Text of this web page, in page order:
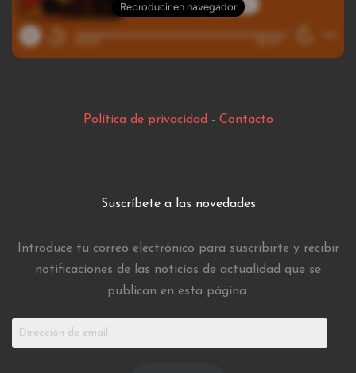
Política de privacidad - Contacto
Suscríbete a las novedades
Introduce tu correo electrónico para suscribirte y recibir
notificaciones de las noticias de actualidad que se
publican en esta página.
Dirección